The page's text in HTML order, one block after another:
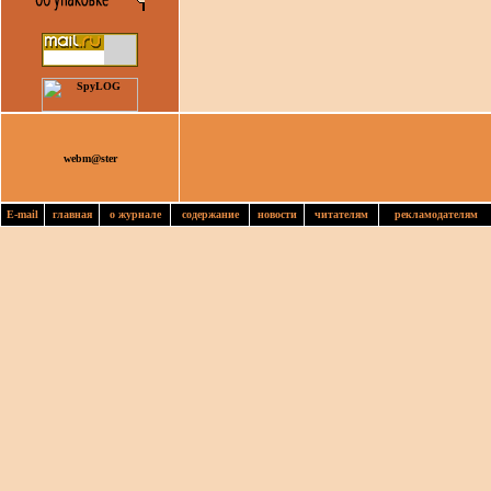
webm@ster
E-mail главная о журнале содержание новости читателям рекламодателям